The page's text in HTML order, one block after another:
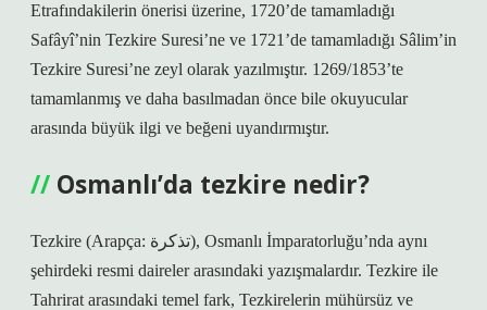
Etrafındakilerin önerisi üzerine, 1720’de tamamladığı
Safâyî’nin Tezkire Suresi’ne ve 1721’de tamamladığı Sâlim’in
Tezkire Suresi’ne zeyl olarak yazılmıştır. 1269/1853’te
tamamlanmış ve daha basılmadan önce bile okuyucular
arasında büyük ilgi ve beğeni uyandırmıştır.
Osmanlı’da tezkire nedir?
Tezkire (Arapça: تذكرة), Osmanlı İmparatorluğu’nda aynı
şehirdeki resmi daireler arasındaki yazışmalardır. Tezkire ile
Tahrirat arasındaki temel fark, Tezkirelerin mühürsüz ve